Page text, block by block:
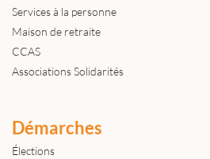
Services à la personne
Maison de retraite
CCAS
Associations Solidarités
Démarches
Élections